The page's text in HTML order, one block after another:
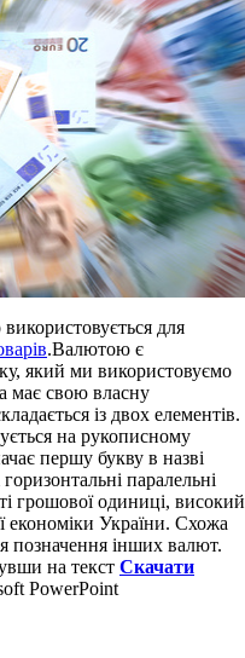
для
.Валютою є
який ми використовуємо
має свою власну
із двох елементів.
на рукописному
першу букву в назві
паралельні
грошової одиниці, високий
економіки України. Схожа
позначення інших валют.
на текст Скачати
PowerPoint